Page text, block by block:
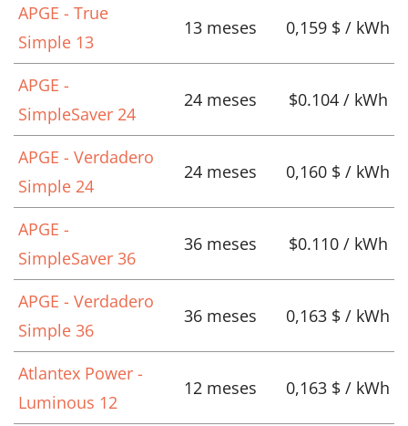
APGE - True
Simple 13
13 meses 0,159 $ / kWh
APGE -
SimpleSaver 24
24 meses $0.104 / kWh
APGE - Verdadero
Simple 24
24 meses 0,160 $ / kWh
APGE -
SimpleSaver 36
36 meses $0.110 / kWh
APGE - Verdadero
Simple 36
36 meses 0,163 $ / kWh
Atlantex Power -
Luminous 12
12 meses 0,163 $ / kWh